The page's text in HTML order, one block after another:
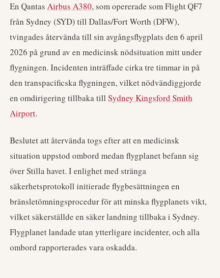
En Qantas Airbus A380, som opererade som Flight QF7
från Sydney (SYD) till Dallas/Fort Worth (DFW),
tvingades återvända till sin avgångsflygplats den 6 april
2026 på grund av en medicinsk nödsituation mitt under
flygningen. Incidenten inträffade cirka tre timmar in på
den transpacificska flygningen, vilket nödvändiggjorde
en omdirigering tillbaka till Sydney Kingsford Smith
Airport.
Beslutet att återvända togs efter att en medicinsk
situation uppstod ombord medan flygplanet befann sig
över Stilla havet. I enlighet med stränga
säkerhetsprotokoll initierade flygbesättningen en
bränsletömningsprocedur för att minska flygplanets vikt,
vilket säkerställde en säker landning tillbaka i Sydney.
Flygplanet landade utan ytterligare incidenter, och alla
ombord rapporterades vara oskadda.